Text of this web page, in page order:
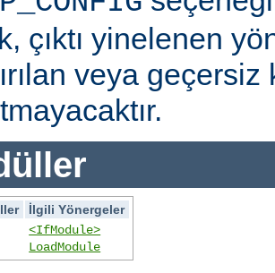
çıktı yinelenen
veya geçersiz
İlgili Yönergeler
<IfModule>
LoadModule